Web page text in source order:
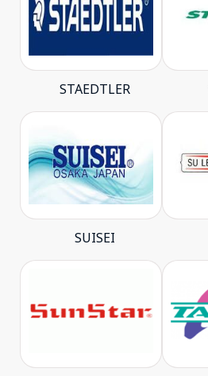
STAEDTLER
SUISEI